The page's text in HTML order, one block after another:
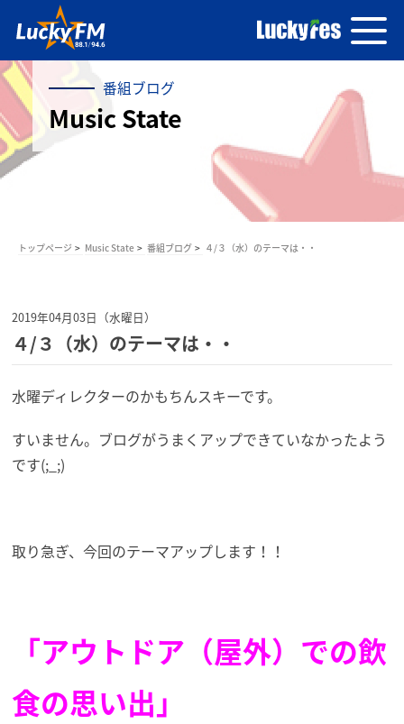
番組ブログ
Music State
トップページ Music State 番組ブログ ４/３（水）のテーマは・・
2019年04月03日（水曜日）
４/３（水）のテーマは・・
水曜ディレクターのかもちんスキーです。
すいません。ブログがうまくアップできていなかったよう
です(;_;)
取り急ぎ、今回のテーマアップします！！
「アウトドア（屋外）での飲
食の思い出」